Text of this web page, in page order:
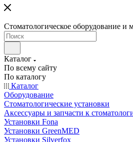
Стоматологическое оборудование
Каталог
По всему сайту
По каталогу
Каталог
Оборудование
Стоматологические установки
Аксессуары и запчасти к
Установки Fona
Установки GreenMED
Установки Silverfox